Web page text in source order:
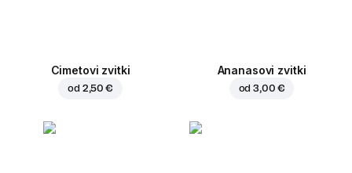
Cimetovi zvitki
od 2,50 €
Ananasovi zvitki
od3,00 €